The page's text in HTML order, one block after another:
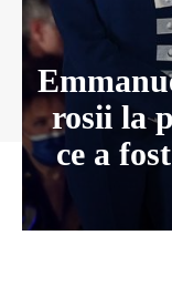
rosii la
ce a